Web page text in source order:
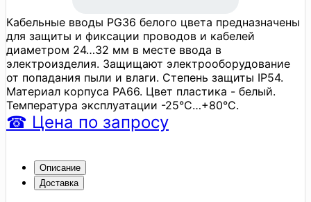
Кабельные вводы PG36 белого цвета предназначены
для защиты и фиксации проводов и кабелей
диаметром 24…32 мм в месте ввода в
электроизделия. Защищают электрооборудование
от попадания пыли и влаги. Степень защиты IP54.
Материал корпуса PA66. Цвет пластика - белый.
Температура эксплуатации -25°C…+80°C.
☎ Цена по запросу
Описание
Доставка